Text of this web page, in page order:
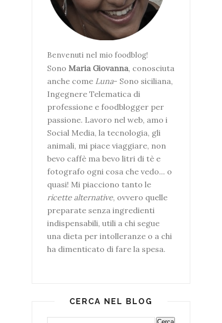
Benvenuti nel mio foodblog!
Sono Maria Giovanna, conosciuta
anche come Luna- Sono siciliana,
Ingegnere Telematica di
professione e foodblogger per
passione. Lavoro nel web, amo i
Social Media, la tecnologia, gli
animali, mi piace viaggiare, non
bevo caffè ma bevo litri di tè e
fotografo ogni cosa che vedo... o
quasi! Mi piacciono tanto le
ricette alternative, ovvero quelle
preparate senza ingredienti
indispensabili, utili a chi segue
una dieta per intolleranze o a chi
ha dimenticato di fare la spesa.
CERCA NEL BLOG